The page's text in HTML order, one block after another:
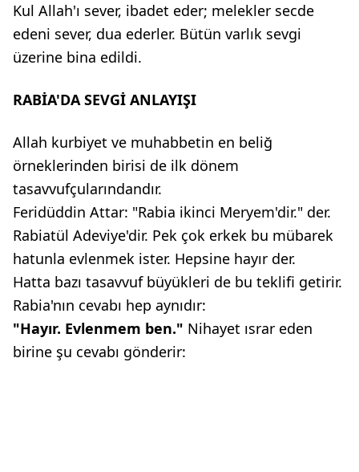
Kul Allah'ı sever, ibadet eder; melekler secde
edeni sever, dua ederler. Bütün varlık sevgi
üzerine bina edildi.
RABİA'DA SEVGİ ANLAYIŞI
Allah kurbiyet ve muhabbetin en beliğ
örneklerinden birisi de ilk dönem
tasavvufçularındandır.
Feridüddin Attar: "Rabia ikinci Meryem'dir." der.
Rabiatül Adeviye'dir. Pek çok erkek bu mübarek
hatunla evlenmek ister. Hepsine hayır der.
Hatta bazı tasavvuf büyükleri de bu teklifi getirir.
Rabia'nın cevabı hep aynıdır:
"Hayır. Evlenmem ben." Nihayet ısrar eden
birine şu cevabı gönderir: